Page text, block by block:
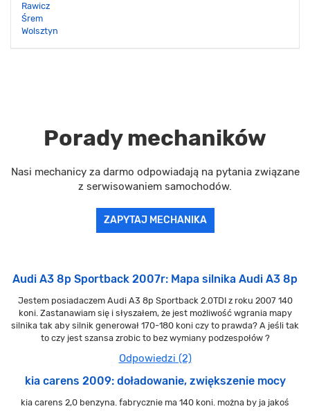
Rawicz
Śrem
Wolsztyn
Porady mechaników
Nasi mechanicy za darmo odpowiadają na pytania związane
z serwisowaniem samochodów.
ZAPYTAJ MECHANIKA
Audi A3 8p Sportback 2007r: Mapa silnika Audi A3 8p
Jestem posiadaczem Audi A3 8p Sportback 2.0TDI z roku 2007 140
koni. Zastanawiam się i słyszałem, że jest możliwość wgrania mapy
silnika tak aby silnik generował 170-180 koni czy to prawda? A jeśli tak
to czy jest szansa zrobic to bez wymiany podzespołów ?
Odpowiedzi (2)
kia carens 2009: doładowanie, zwiększenie mocy
kia carens 2,0 benzyna. fabrycznie ma 140 koni. można by ja jakoś